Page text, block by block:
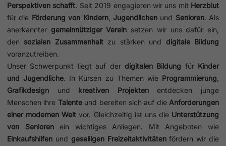
Perspektiven schafft. Seit 2019 engagieren wir uns mit Herzblut
für die Förderung von Kindern, Jugendlichenund Senioren. Als
anerkannter gemeinnütziger Verein setzen wir uns dafür ein,
den sozialen Zusammenhaltzu stärken und digitale Bildung
voranzutreiben.
Unser Schwerpunkt liegt auf der digitalen Bildung für Kinder
und Jugendliche. In Kursen zu Themen wie Programmierung
Grafikdesign und kreativen Projektenentdecken junge
Menschen ihre Talenteund bereiten sich auf die Anforderungen
einer modernen Welt vor. Gleichzeitig ist uns die Unterstützung
von Seniorenein wichtiges Anliegen. Mit Angeboten wie
Einkaufshilfen und geselligen Freizeitaktivitätenfördern wir die